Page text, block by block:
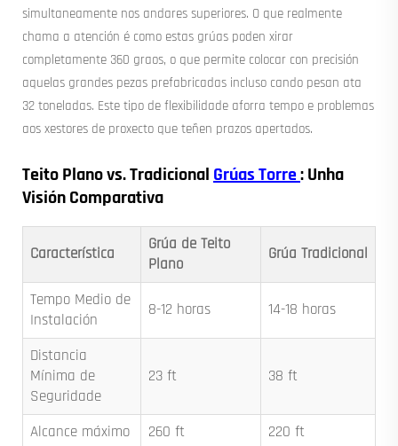
simultaneamente nos andares superiores. O que realmente
chama a atención é como estas grúas poden xirar
completamente 360 graos, o que permite colocar con precisión
aquelas grandes pezas prefabricadas incluso cando pesan ata
32 toneladas. Este tipo de flexibilidade aforra tempo e problemas
aos xestores de proxecto que teñen prazos apertados.
Teito Plano vs. Tradicional Grúas Torre: Unha
Visión Comparativa
Característica
Grúa de Teito
Plano
Grúa Tradicional
Tempo Medio de
Instalación
8-12 horas 14-18 horas
Distancia
Mínima de
Seguridade
23 ft 38 ft
Alcance máximo 260 ft 220 ft